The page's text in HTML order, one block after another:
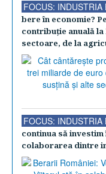
FOCUS: INDUSTRIA
bere în economie?
contribuţie anuală la
sectoare, de la
FOCUS: INDUSTRIA
continua să
colaborarea dintre